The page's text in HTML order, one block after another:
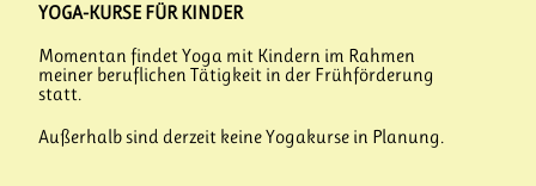
YOGA-KURSE FÜR KINDER
Momentan findet Yoga mit Kindern im Rahmen
meiner beruflichen Tätigkeit in der Frühförderung
statt.
Außerhalb sind derzeit keine Yogakurse in Planung.